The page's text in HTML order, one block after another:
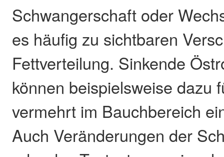
Schwangerschaft oder
es häufig zu sichtbaren
Fettverteilung. Sinkende
können beispielsweise dazu
vermehrt im Bauchbereich
Auch Veränderungen der